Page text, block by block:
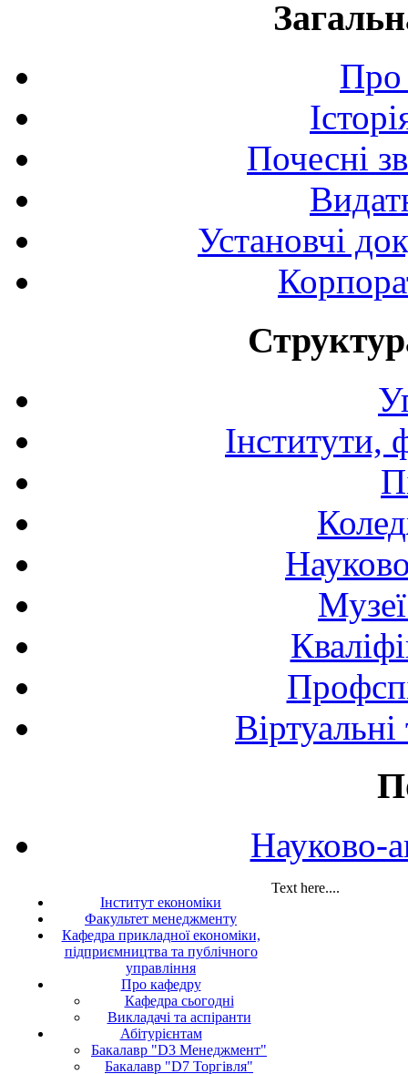
Про
Почесні
Установчі
Інститути,
Науково-
Інститут економіки
Факультет менеджменту
Кафедра прикладної економіки,
підприємництва та публічного
управління
Про кафедру
Кафедра сьогодні
Викладачі та аспіранти
Абітурієнтам
Бакалавр "D3 Менеджмент"
Бакалавр "D7 Торгівля"
Text here....